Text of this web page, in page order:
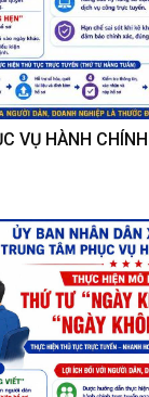
VỤ HÀNH